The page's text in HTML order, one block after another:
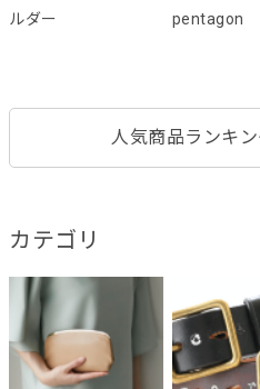
ルダー
pentagon
人気商品ランキ
カテゴリ